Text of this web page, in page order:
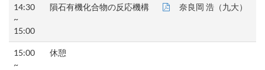
14:30
~
15:00
隕石有機化合物の反応機構 奈良岡 浩（九大）
15:00
~
休憩